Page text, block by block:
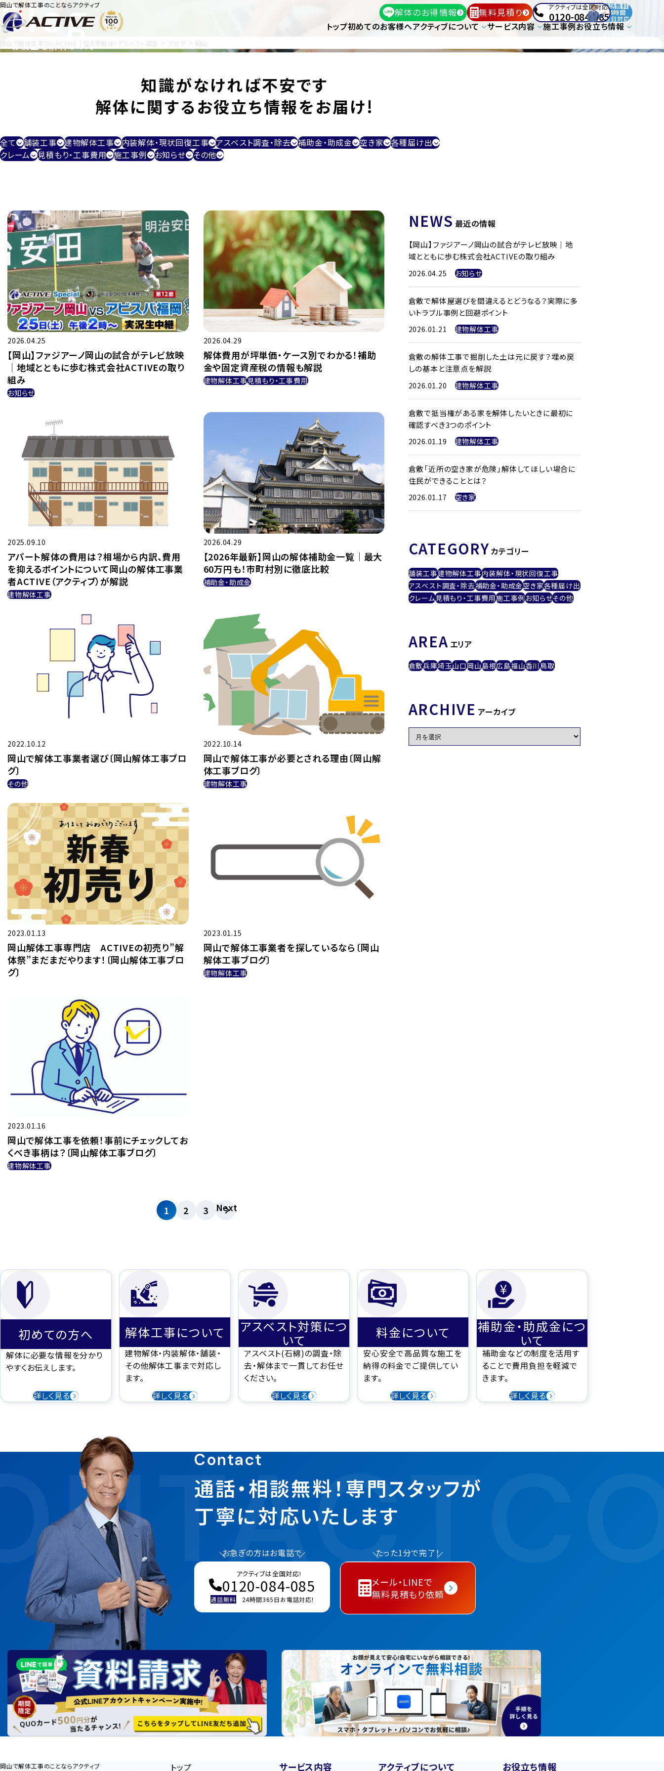
岡山で解体工事のことならアクティブ
解体のお得情報 無料見積り アクティブは全国対応!
0120-084-085
通話無料
24時間
365日対応!
トップ初めてのお客様へアクティブについて サービス内容 施工事例お役立ち情報
Blog
お役立ち解体ブログ
岡山で解体工事ならACTIVE｜空き家解体・アスベスト調査 > ブログ > 岡山
知識がなければ不安です
解体に関するお役立ち情報をお届け!
全て 舗装工事 建物解体工事 内装解体・現状回復工事 アスベスト調査・除去 補助金・助成金 空き家
各種届け出
クレーム
見積もり・工事費用 施工事例 お知らせ その他
2026.04.25
【岡山】ファジアーノ岡山の試合がテレビ放映
｜地域とともに歩む株式会社ACTIVEの取り
組み
お知らせ
2026.04.29
解体費用が坪単価・ケース別でわかる！補助
金や固定資産税の情報も解説
建物解体工事見積もり・工事費用
2025.09.10
アパート解体の費用は？相場から内訳、費用
を抑えるポイントについて岡山の解体工事業
者ACTIVE（アクティブ）が解説
建物解体工事
2026.04.29
【2026年最新】岡山の解体補助金一覧｜最大
60万円も！市町村別に徹底比較
補助金・助成金
2022.10.12
岡山で解体工事業者選び〔岡山解体工事ブロ
グ〕
その他
2022.10.14
岡山で解体工事が必要とされる理由〔岡山解
体工事ブログ〕
建物解体工事
2023.01.13
岡山解体工事専門店 ACTIVEの初売り”解
体祭”まだまだやります！〔岡山解体工事ブロ
グ〕
2023.01.15
岡山で解体工事業者を探しているなら〔岡山
解体工事ブログ〕
建物解体工事
2023.01.16
岡山で解体工事を依頼！事前にチェックしてお
くべき事柄は？〔岡山解体工事ブログ〕
建物解体工事
1 2 3 Next
NEWS 最近の情報
【岡山】ファジアーノ岡山の試合がテレビ放映｜地
域とともに歩む株式会社ACTIVEの取り組み
2026.04.25 お知らせ
倉敷で解体屋選びを間違えるとどうなる？実際に多
いトラブル事例と回避ポイント
2026.01.21 建物解体工事
倉敷の解体工事で掘削した土は元に戻す？埋め戻
しの基本と注意点を解説
2026.01.20 建物解体工事
倉敷で抵当権がある家を解体したいときに最初に
確認すべき3つのポイント
2026.01.19 建物解体工事
倉敷「近所の空き家が危険」解体してほしい場合に
住民ができることとは？
2026.01.17 空き家
CATEGORYカテゴリー
舗装工事建物解体工事内装解体・現状回復工事
アスベスト調査・除去補助金・助成金空き家各種届け出
クレーム見積もり・工事費用施工事例お知らせその他
AREA エリア
倉敷兵庫埼玉山口岡山島根広島福山香川鳥取
ARCHIVE アーカイブ
初めての方へ
解体に必要な情報を分かり
やすくお伝えします。
詳しく見る
解体工事について
建物解体・内装解体・舗装・
その他解体工事まで対応し
ます。
詳しく見る
アスベスト対策につ
いて
アスベスト(石綿)の調査・除
去・解体まで一貫してお任せ
ください。
詳しく見る
料金について
安心安全で高品質な施工を
納得の料金でご提供してい
ます。
詳しく見る
補助金・助成金につ
いて
補助金などの制度を活用す
ることで費用負担を軽減で
きます。
詳しく見る
Contact
通話・相談無料！専門スタッフが
丁寧に対応いたします
お急ぎの方はお電話で
アクティブは全国対応!
0120-084-085
通話無料 24時間365日お電話対応!
たった1分で完了！
メール・LINEで
無料見積もり依頼
岡山で解体工事のことならアクティブ トップ サービス内容 アクティブについて お役立ち情報